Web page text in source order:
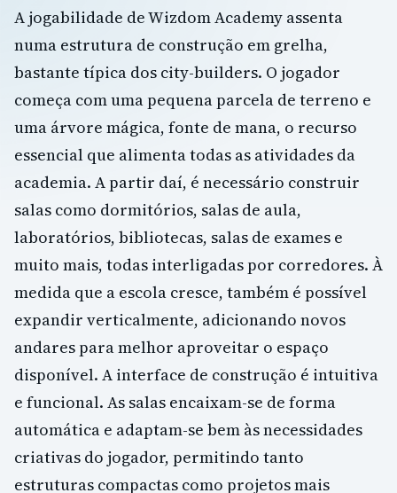
A jogabilidade de Wizdom Academy assenta
numa estrutura de construção em grelha,
bastante típica dos city-builders. O jogador
começa com uma pequena parcela de terreno e
uma árvore mágica, fonte de mana, o recurso
essencial que alimenta todas as atividades da
academia. A partir daí, é necessário construir
salas como dormitórios, salas de aula,
laboratórios, bibliotecas, salas de exames e
muito mais, todas interligadas por corredores. À
medida que a escola cresce, também é possível
expandir verticalmente, adicionando novos
andares para melhor aproveitar o espaço
disponível. A interface de construção é intuitiva
e funcional. As salas encaixam-se de forma
automática e adaptam-se bem às necessidades
criativas do jogador, permitindo tanto
estruturas compactas como projetos mais